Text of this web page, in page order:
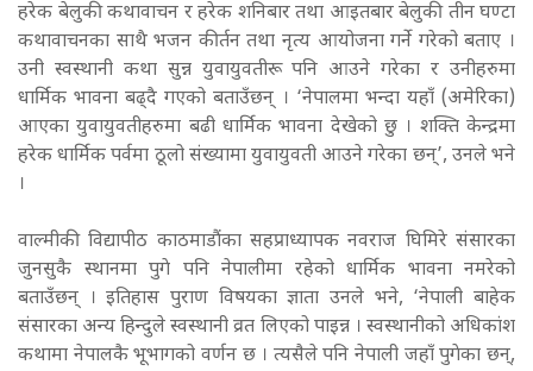
हरेक बेलुकी कथावाचन र हरेक शनिबार तथा आइतबार बेलुकी तीन घण्टा
कथावाचनका साथै भजन कीर्तन तथा नृत्य आयोजना गर्ने गरेको बताए ।
उनी स्वस्थानी कथा सुन्न युवायुवतीरू पनि आउने गरेका र उनीहरुमा
धार्मिक भावना बढ्दै गएको बताउँछन् । ‘नेपालमा भन्दा यहाँ (अमेरिका)
आएका युवायुवतीहरुमा बढी धार्मिक भावना देखेको छु । शक्ति केन्द्रमा
हरेक धार्मिक पर्वमा ठूलो संख्यामा युवायुवती आउने गरेका छन्’, उनले भने
।
वाल्मीकी विद्यापीठ काठमाडौंका सहप्राध्यापक नवराज घिमिरे संसारका
जुनसुकै स्थानमा पुगे पनि नेपालीमा रहेको धार्मिक भावना नमरेको
बताउँछन् । इतिहास पुराण विषयका ज्ञाता उनले भने, ‘नेपाली बाहेक
संसारका अन्य हिन्दुले स्वस्थानी व्रत लिएको पाइन्न । स्वस्थानीको अधिकांश
कथामा नेपालकै भूभागको वर्णन छ । त्यसैले पनि नेपाली जहाँ पुगेका छन्,